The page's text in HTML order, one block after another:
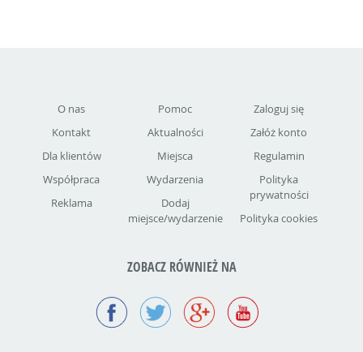
O nas
Kontakt
Dla klientów
Współpraca
Reklama
Pomoc
Aktualności
Miejsca
Wydarzenia
Dodaj
miejsce/wydarzenie
Zaloguj się
Załóż konto
Regulamin
Polityka
prywatności
Polityka cookies
ZOBACZ RÓWNIEŻ NA